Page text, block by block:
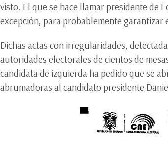
visto. El que se hace llamar presidente de
excepción, para probablemente garantizar
Dichas actas con irregularidades,
autoridades electorales de cientos de
candidata de izquierda ha pedido que se
abrumadoras al candidato presidente